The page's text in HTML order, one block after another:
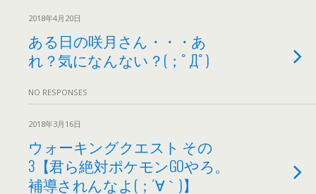
2018年4月20日
ある日の咲月さん・・・あ
れ？気になんない？(；ﾟДﾟ)
NO RESPONSES
2018年3月16日
ウォーキングクエスト その
3【君ら絶対ポケモンGOやろ。
補導されんなよ(；´∀｀)】